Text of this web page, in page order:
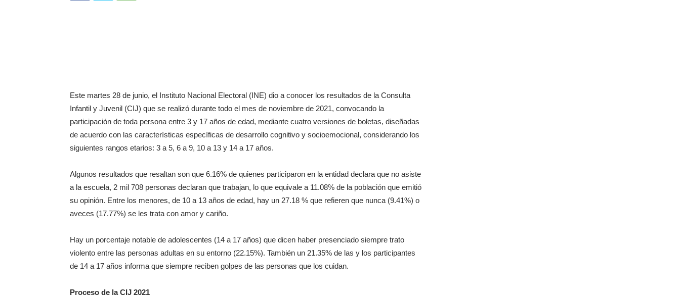
Este martes 28 de junio, el Instituto Nacional Electoral (INE) dio a conocer los resultados de la Consulta
Infantil y Juvenil (CIJ) que se realizó durante todo el mes de noviembre de 2021, convocando la
participación de toda persona entre 3 y 17 años de edad, mediante cuatro versiones de boletas, diseñadas
de acuerdo con las características específicas de desarrollo cognitivo y socioemocional, considerando los
siguientes rangos etarios: 3 a 5, 6 a 9, 10 a 13 y 14 a 17 años.
Algunos resultados que resaltan son que 6.16% de quienes participaron en la entidad declara que no asiste
a la escuela, 2 mil 708 personas declaran que trabajan, lo que equivale a 11.08% de la población que emitió
su opinión. Entre los menores, de 10 a 13 años de edad, hay un 27.18 % que refieren que nunca (9.41%) o
aveces (17.77%) se les trata con amor y cariño.
Hay un porcentaje notable de adolescentes (14 a 17 años) que dicen haber presenciado siempre trato
violento entre las personas adultas en su entorno (22.15%). También un 21.35% de las y los participantes
de 14 a 17 años informa que siempre reciben golpes de las personas que los cuidan.
Proceso de la CIJ 2021